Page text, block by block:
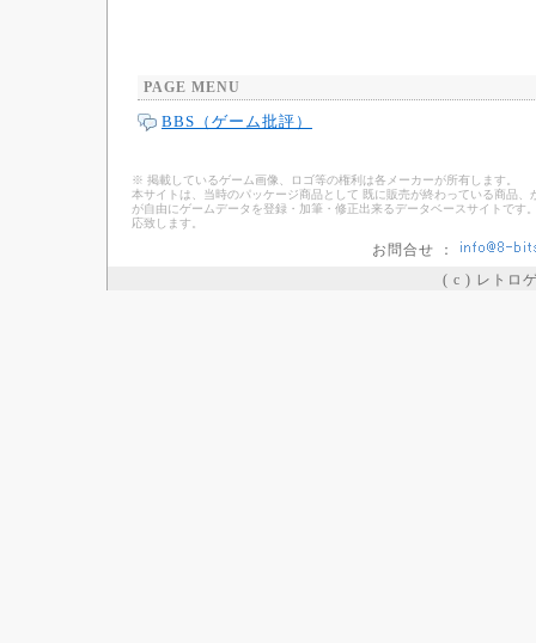
PAGE MENU
BBS（ゲーム批評）
※ 掲載しているゲーム画像、ロゴ等の権利は各メーカーが所有します。
本サイトは、当時のパッケージ商品として 既に販売が終わっている商品
が自由にゲームデータを登録・加筆・修正出来るデータベースサイトで
応致します。
お問合せ ：
( c ) レトロ